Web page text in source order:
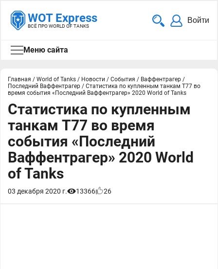
WOT Express
ВСЁ ПРО WORLD OF TANKS
Войти
Меню сайта
Главная / World of Tanks / Новости / События / Ваффентрагер /
Последний Ваффентрагер / Статистика по купленным танкам T77 во
время события «Последний Ваффентрагер» 2020 World of Tanks
Статистика по купленным
танкам T77 во время
события «Последний
Ваффентрагер» 2020 World
of Tanks
03 декабря 2020 г. 13366 26